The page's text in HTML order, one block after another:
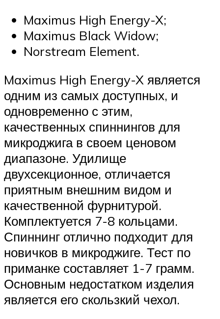
Maximus High Energy-X;
Maximus Black Widow;
Norstream Element.
Maximus High Energy-X является
одним из самых доступных, и
одновременно с этим,
качественных спиннингов для
микроджига в своем ценовом
диапазоне. Удилище
двухсекционное, отличается
приятным внешним видом и
качественной фурнитурой.
Комплектуется 7-8 кольцами.
Спиннинг отлично подходит для
новичков в микроджиге. Тест по
приманке составляет 1-7 грамм.
Основным недостатком изделия
является его скользкий чехол.